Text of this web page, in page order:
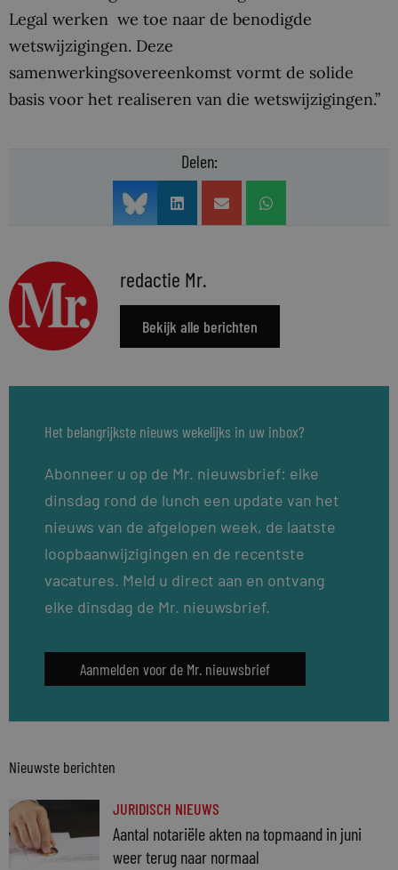
Legal werken we toe naar de benodigde
wetswijzigingen. Deze
samenwerkingsovereenkomst vormt de solide
basis voor het realiseren van die wetswijzigingen.”
Delen:
redactie Mr.
Bekijk alle berichten
Het belangrijkste nieuws wekelijks in uw inbox?
Abonneer u op de Mr. nieuwsbrief: elke
dinsdag rond de lunch een update van het
nieuws van de afgelopen week, de laatste
loopbaanwijzigingen en de recentste
vacatures. Meld u direct aan en ontvang
elke dinsdag de Mr. nieuwsbrief.
Aanmelden voor de Mr. nieuwsbrief
Nieuwste berichten
JURIDISCH NIEUWS
Aantal notariële akten na topmaand in juni
weer terug naar normaal